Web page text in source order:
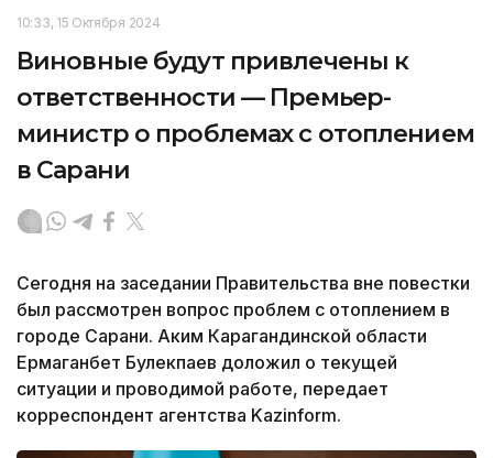
10:33, 15 Октября 2024
Виновные будут привлечены к
ответственности — Премьер-
министр о проблемах с отоплением
в Сарани
Сегодня на заседании Правительства вне повестки
был рассмотрен вопрос проблем с отоплением в
городе Сарани. Аким Карагандинской области
Ермаганбет Булекпаев доложил о текущей
ситуации и проводимой работе, передает
корреспондент агентства Kazinform.